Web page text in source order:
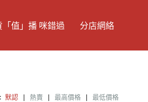
「值」播 咪錯過 分店網絡
默認 | 熱賣 | 最高價格 | 最低價格